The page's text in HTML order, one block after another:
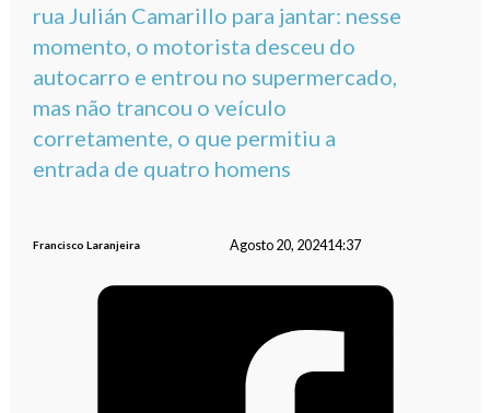
rua Julián Camarillo para jantar: nesse
momento, o motorista desceu do
autocarro e entrou no supermercado,
mas não trancou o veículo
corretamente, o que permitiu a
entrada de quatro homens
Francisco Laranjeira Agosto 20, 202414:37